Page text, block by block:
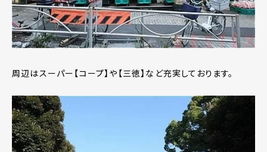
周辺はスーパー【コープ】や【三徳】など充実しております。